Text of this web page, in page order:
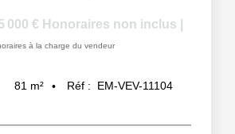
000 € Honoraires non inclus
à la charge du vendeur
81 m² Réf : EM-VEV-11104